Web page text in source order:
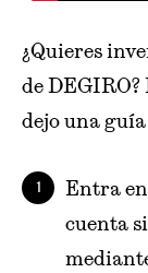
¿Quieres
de DEGIRO?
dejo una
Entra
cuenta